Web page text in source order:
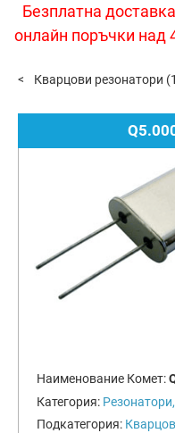
Безплатна
онлайн поръчки над
Кварцови резонатори
Наименование Комет:
Категория:
Подкатегория: